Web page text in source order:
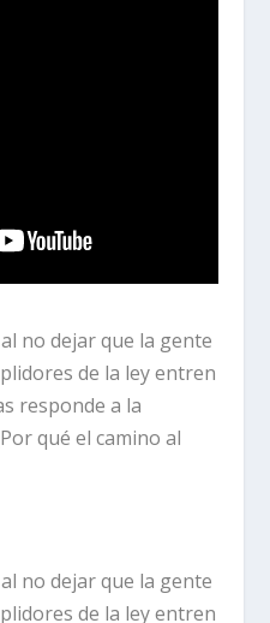
no dejar que la gente
de la ley entren
responde a la
qué el camino al
no dejar que la gente
de la ley entren